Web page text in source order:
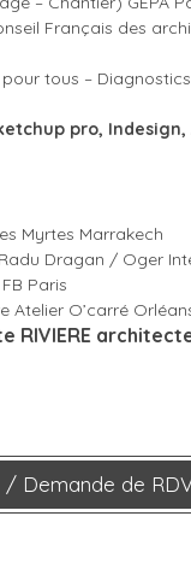
Français des
tous –
pro,
Myrtes Marrakech
Dragan / Oger
Paris
Atelier O’carré
RIVIERE
/ Demande de